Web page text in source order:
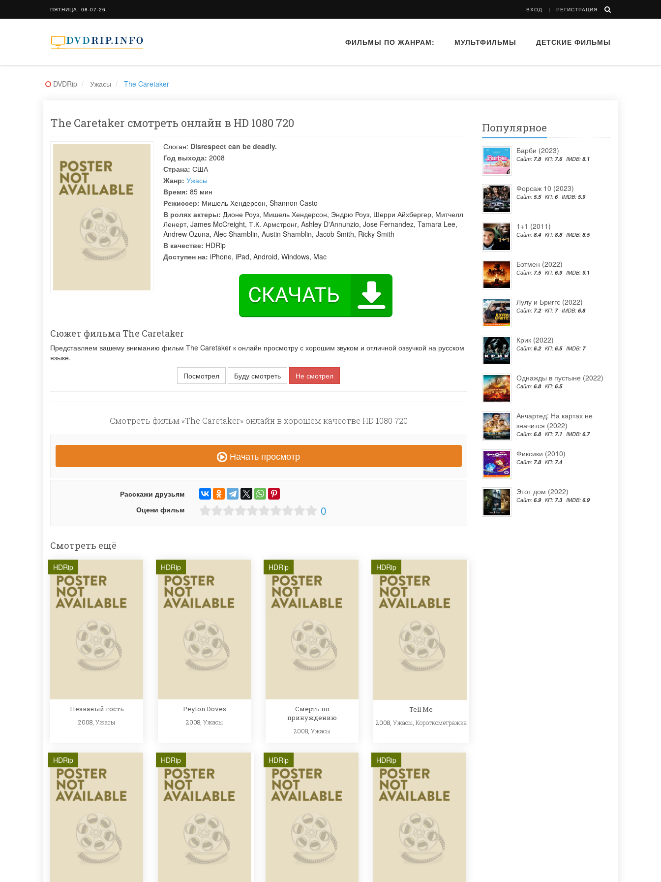
ПЯТНИЦА, 08-07-26 ВХОД РЕГИСТРАЦИЯ
ФИЛЬМЫ ПО ЖАНРАМ: МУЛЬТФИЛЬМЫ ДЕТСКИЕ ФИЛЬМЫ
DVDRip Ужасы The Caretaker
The Caretaker смотреть онлайн в HD 1080 720
Слоган: Disrespect can be deadly.
Год выхода: 2008
Страна: США
Жанр: Ужасы
Время: 85 мин
Режиссер: Мишель Хендерсон, Shannon Casto
В ролях актеры: Дионе Роуз, Мишель Хендерсон, Эндрю Роуз, Шерри Айхбергер, Митчелл
Ленерт, James McCreight, Т.К. Армстронг, Ashley D'Annunzio, Jose Fernandez, Tamara Lee,
Andrew Ozuna, Alec Shamblin, Austin Shamblin, Jacob Smith, Ricky Smith
В качестве: HDRip
Доступен на: iPhone, iPad, Android, Windows, Mac
Сюжет фильма The Caretaker
Представляем вашему вниманию фильм The Caretaker к онлайн просмотру с хорошим звуком и отличной озвучкой на русском
языке.
Посмотрел
Буду смотреть Не смотрел
Смотреть фильм «The Caretaker» онлайн в хорошем качестве HD 1080 720
Начать просмотр
Расскажи друзьям
Оцени фильм
0
Смотреть ещё
HDRip
Незваный гость
2008, Ужасы
HDRip
Peyton Doves
2008, Ужасы
HDRip
Смерть по
принуждению
2008, Ужасы
HDRip
Tell Me
2008, Ужасы Короткометражка
HDRip HDRip HDRip HDRip
Популярное
Барби (2023)
Сайт: 7.8 КП: 7.6 IMDB: 8.1
Форсаж 10 (2023)
Сайт: 5.5 КП: 6 IMDB: 5.9
1+1 (2011)
Сайт: 8.4 КП: 8.8 IMDB: 8.5
Бэтмен (2022)
Сайт: 7.5 КП: 6.9 IMDB: 9.1
Лулу и Бриггс (2022)
Сайт: 7.2 КП: 7 IMDB: 6.8
Крик (2022)
Сайт: 6.2 КП: 6.5 IMDB: 7
Однажды в пустыне (2022)
Сайт: 6.8 КП: 6.5
Анчартед: На картах не
значится (2022)
Сайт: 6.8 КП: 7.1 IMDB: 6.7
Фиксики (2010)
Сайт: 7.8 КП: 7.4
Этот дом (2022)
Сайт: 6.9 КП: 7.3 IMDB: 6.9